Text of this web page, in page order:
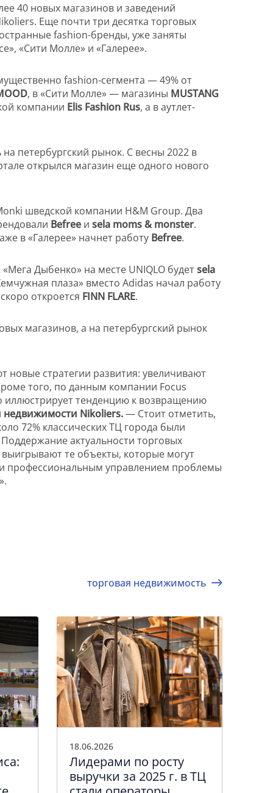
40 новых магазинов и заведений
Еще почти три десятка торговых
fashion-бренды, уже заняты
«Сити Молле» и «Галерее».
fashion-сегмента — 49% от
, в «Сити Молле» — магазины MUSTANG
компании Elis Fashion Rus, а в аутлет-
петербургский рынок. С весны 2022 в
открылся магазин еще одного нового
шведской компании H&M Group. Два
Befree и sela moms & monster.
в «Галерее» начнет работу Befree.
Дыбенко» на месте UNIQLO будетsela
плаза» вместо Adidas начал работу
откроется FINN FLARE.
магазинов, а на петербургский рынок
новые стратегии развития: увеличивают
того, по данным компании Focus
иллюстрирует тенденцию к возвращению
недвижимости Nikoliers.— Стоит отметить,
72% классических ТЦ города были
актуальности торговых
те объекты, которые могут
профессиональным управлением проблемы
торговая недвижимость
18.06.2026
Лидерами по росту
выручки за 2025 г. в ТЦ